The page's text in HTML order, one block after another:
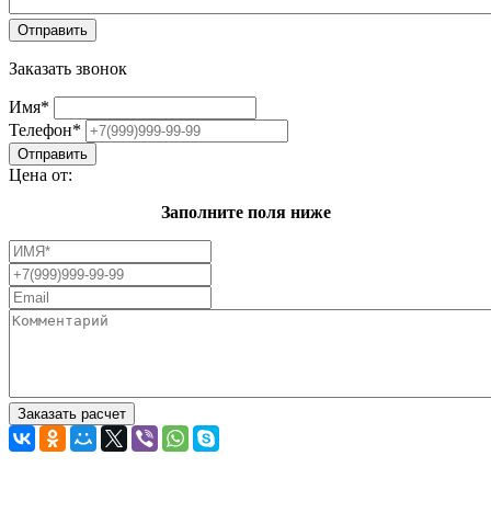
Заказать звонок
Имя*
Телефон*
Цена от:
Заполните поля ниже